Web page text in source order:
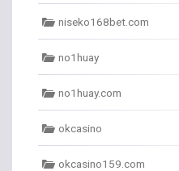
niseko168bet.com
no1huay
no1huay.com
okcasino
okcasino159.com